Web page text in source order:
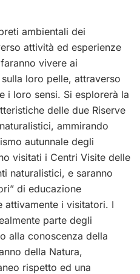
ambientali dei
attività ed esperienze
vivere ai
loro pelle, attraverso
i loro sensi. Si esplorerà la
delle due Riserve
ammirando
autunnale degli
visitati i Centri Visite delle
naturalistici, e saranno
di educazione
attivamente i visitatori. I
parte degli
alla conoscenza della
della Natura,
rispetto ed una